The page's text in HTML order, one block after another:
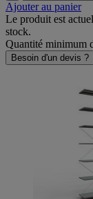
Ajouter au panier
Le produit est
stock.
Quantité minimum
Besoin d'un devis ?